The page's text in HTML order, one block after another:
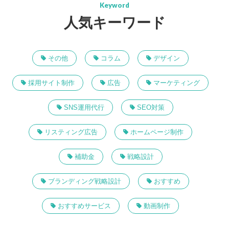
Keyword
人気キーワード
その他 コラム デザイン
採用サイト制作 広告 マーケティング
SNS運用代行 SEO対策
リスティング広告 ホームページ制作
補助金 戦略設計
ブランディング戦略設計 おすすめ
おすすめサービス 動画制作